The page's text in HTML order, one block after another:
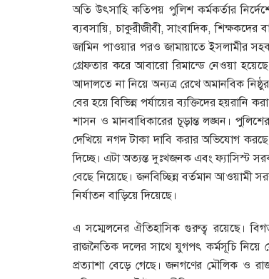
অতি উৎসাহি কতিপয় পুলিশ কর্মকর্তার
ব্যবসায়ি, চাকুরীজীবী, সাংবাদিক, শিক্ষকদের
জামিন পাওয়ার পরও জামায়াতে ইসলামীর
গ্রেফতার করে আবারো রিমান্ডে নেওয়া
আদালতে না নিয়ে অন্যত্র রেখে অমানবিক
বের হয়ে বিভিন্ন পর্যায়ের ব্যক্তিদের হয়রানি
শাসন ও মানবাধিকারের চূড়ান্ত লঙ্ঘন।
দেখিয়ে নগদ টাকা দাবি করার অভিযোগ
দিচ্ছে। এটা অত্যন্ত দুঃখজনক এবং ফ্যাসিস্ট
বেছে নিয়েছে। জনবিচ্ছিন্ন বর্তমান
নির্যাতন বাড়িয়ে দিয়েছে।
এ সম্মেলনের ঐতিহাসিক গুরুত্ব রয়েছে।
রাজনৈতিক দলের সাথে যুগপৎ কর্মসূচি নিয়ে
প্রত্যাশা বেড়ে গেছে। জনগণের মৌলিক ও